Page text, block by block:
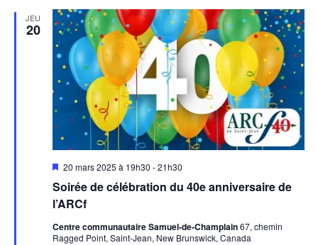
JEU
20
Soirée de célébration du 40e anniversaire de
l’ARCf
Mis
avant
20 mars 2025 à 19h30 -21h30
Centre communautaire Samuel-de-Champlain67, chemin
Ragged Point, Saint-Jean, New Brunswick, Canada